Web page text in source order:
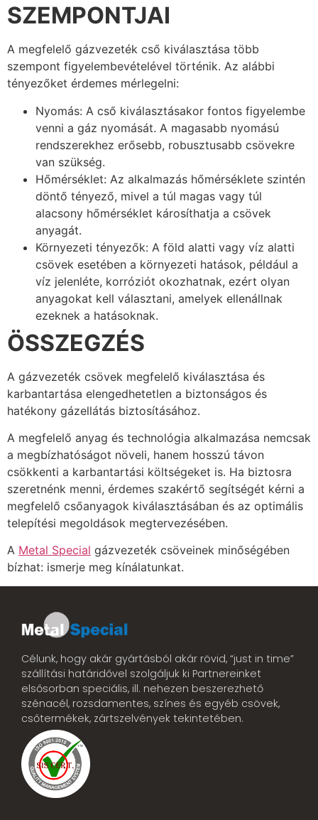
SZEMPONTJAI
A megfelelő gázvezeték cső kiválasztása több
szempont figyelembevételével történik. Az alábbi
tényezőket érdemes mérlegelni:
Nyomás: A cső kiválasztásakor fontos figyelembe
venni a gáz nyomását. A magasabb nyomású
rendszerekhez erősebb, robusztusabb csövekre
van szükség.
Hőmérséklet: Az alkalmazás hőmérséklete szintén
döntő tényező, mivel a túl magas vagy túl
alacsony hőmérséklet károsíthatja a csövek
anyagát.
Környezeti tényezők: A föld alatti vagy víz alatti
csövek esetében a környezeti hatások, például a
víz jelenléte, korróziót okozhatnak, ezért olyan
anyagokat kell választani, amelyek ellenállnak
ezeknek a hatásoknak.
ÖSSZEGZÉS
A gázvezeték csövek megfelelő kiválasztása és
karbantartása elengedhetetlen a biztonságos és
hatékony gázellátás biztosításához.
A megfelelő anyag és technológia alkalmazása nemcsak
a megbízhatóságot növeli, hanem hosszú távon
csökkenti a karbantartási költségeket is. Ha biztosra
szeretnénk menni, érdemes szakértő segítségét kérni a
megfelelő csőanyagok kiválasztásában és az optimális
telepítési megoldások megtervezésében.
A Metal Special gázvezeték csöveinek minőségében
bízhat: ismerje meg kínálatunkat.
Célunk, hogy akár gyártásból akár rövid, “just in time”
szállítási határidővel szolgáljuk ki Partnereinket
elsősorban speciális, ill. nehezen beszerezhető
szénacél, rozsdamentes, színes és egyéb csövek,
csőtermékek, zártszelvények tekintetében.